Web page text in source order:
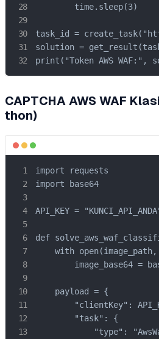
        time.sleep(3)
task_id =
solution =
print("Token AWS WAF:",
CAPTCHA AWS WAF
thon)
import requests
import base64
API_KEY =
def
with open(image_path,
image_base64 =
    payload = {
"clientKey":
        "task": {
"type":